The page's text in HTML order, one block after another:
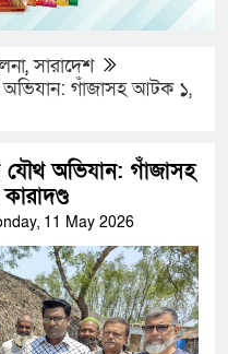
,সারাদেশ
অভিযান: গাঁজাসহ আটক ১,
যৌথ অভিযান: গাঁজাসহ
11 May 2026